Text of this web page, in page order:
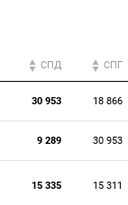
CПД CПГ
30 953 18 866
9 289 30 953
15 335 15 311